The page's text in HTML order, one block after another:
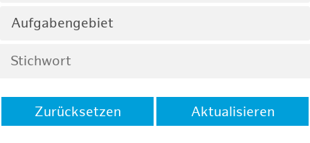
Aufgabengebiet
Zurücksetzen Aktualisieren